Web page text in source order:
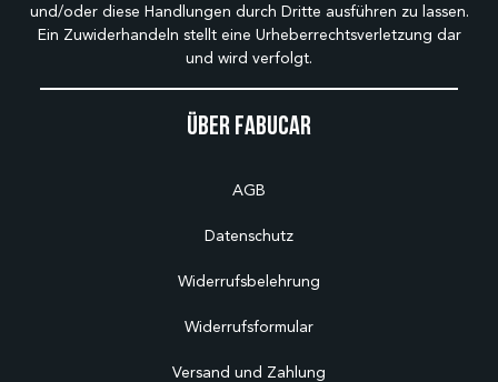
Über Fabucar
AGB
Datenschutz
Widerrufsbelehrung
Widerrufsformular
Versand und Zahlung
und/oder diese Handlungen durch Dritte ausführen zu lassen.
Ein Zuwiderhandeln stellt eine Urheberrechtsverletzung dar
und wird verfolgt.